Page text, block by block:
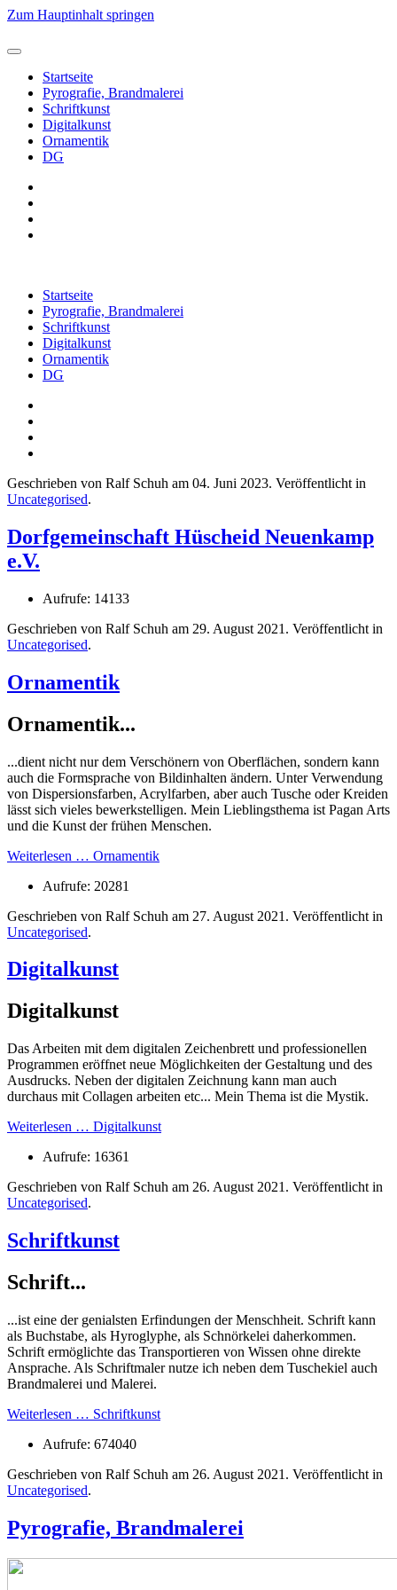
Zum Hauptinhalt springen
Startseite
Pyrografie, Brandmalerei
Schriftkunst
Digitalkunst
Ornamentik
DG
Startseite
Pyrografie, Brandmalerei
Schriftkunst
Digitalkunst
Ornamentik
DG
Geschrieben von Ralf Schuh am 04. Juni 2023. Veröffentlicht in
Uncategorised.
Dorfgemeinschaft Hüscheid Neuenkamp
e.V.
Aufrufe: 14133
Geschrieben von Ralf Schuh am 29. August 2021 . Veröffentlicht in
Uncategorised.
Ornamentik
Ornamentik...
...dient nicht nur dem Verschönern von Oberflächen, sondern kann
auch die Formsprache von Bildinhalten ändern. Unter Verwendung
von Dispersionsfarben, Acrylfarben, aber auch Tusche oder Kreiden
lässt sich vieles bewerkstelligen. Mein Lieblingsthema ist Pagan Arts
und die Kunst der frühen Menschen.
Weiterlesen … Ornamentik
Aufrufe: 20281
Geschrieben von Ralf Schuh am 27. August 2021 . Veröffentlicht in
Uncategorised.
Digitalkunst
Digitalkunst
Das Arbeiten mit dem digitalen Zeichenbrett und professionellen
Programmen eröffnet neue Möglichkeiten der Gestaltung und des
Ausdrucks. Neben der digitalen Zeichnung kann man auch
durchaus mit Collagen arbeiten etc... Mein Thema ist die Mystik.
Weiterlesen … Digitalkunst
Aufrufe: 16361
Geschrieben von Ralf Schuh am 26. August 2021 . Veröffentlicht in
Uncategorised.
Schriftkunst
Schrift...
...ist eine der genialsten Erfindungen der Menschheit. Schrift kann
als Buchstabe, als Hyroglyphe, als Schnörkelei daherkommen.
Schrift ermöglichte das Transportieren von Wissen ohne direkte
Ansprache. Als Schriftmaler nutze ich neben dem Tuschekiel auch
Brandmalerei und Malerei.
Weiterlesen … Schriftkunst
Aufrufe: 674040
Geschrieben von Ralf Schuh am 26. August 2021 . Veröffentlicht in
Uncategorised.
Pyrografie, Brandmalerei